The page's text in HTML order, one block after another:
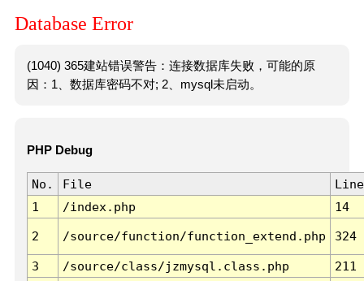
Database Error
(1040) 365建站错误警告：连接数据库失败，可能的原
因：1、数据库密码不对; 2、mysql未启动。
PHP Debug
No. File
Line
1
/index.php 14
2 /source/function/function_extend.php 324
3 /source/class/jzmysql.class.php
211